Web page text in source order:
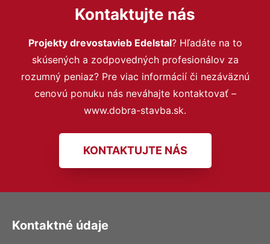
Kontaktujte nás
Projekty drevostavieb Edelstal? Hľadáte na to
skúsených a zodpovedných profesionálov za
rozumný peniaz? Pre viac informácií či nezáväznú
cenovú ponuku nás neváhajte kontaktovať –
www.dobra-stavba.sk.
KONTAKTUJTE NÁS
Kontaktné údaje